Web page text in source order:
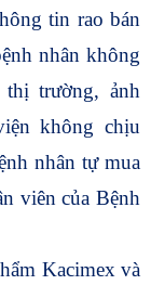
tin rao bán
nhân không
trường, ảnh
không chịu
nhân tự mua
viên của Bệnh
Kacimex và